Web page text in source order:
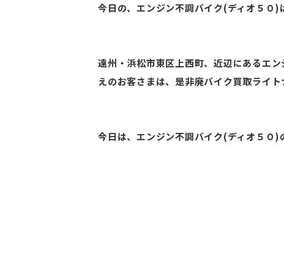
今日の、エンジン不調バイク(ディオ５０
遠州・浜松市東区上西町、近辺にあるエ
えのお客さまは、是非廃バイク買取ライ
今日は、エンジン不調バイク(ディオ５０